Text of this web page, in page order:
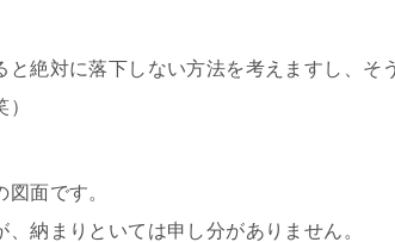
と絶対に落下しない方法を考えますし、そ
面です。
納まりといては申し分がありません。